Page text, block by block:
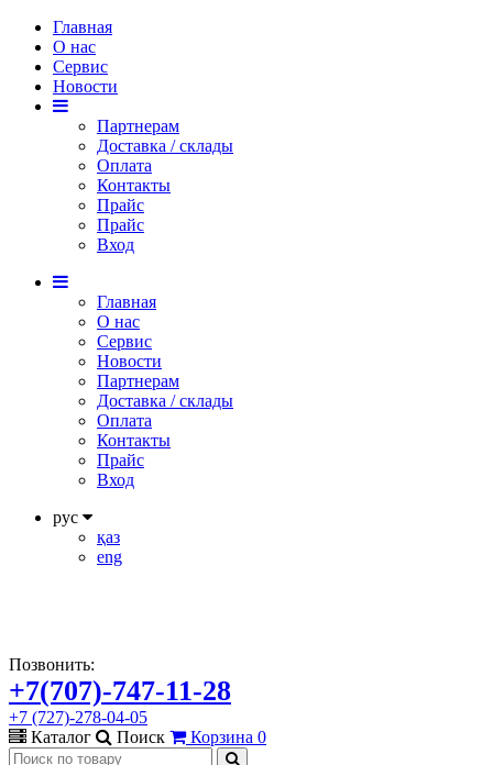
Главная
О нас
Сервис
Новости
Партнерам
Доставка / склады
Оплата
Контакты
Прайс
Прaйс
Вход
Главная
О нас
Сервис
Новости
Партнерам
Доставка / склады
Оплата
Контакты
Прайс
Вход
рус
қаз
eng
Позвонить:
+7(707)-747-11-28
+7 (727)-278-04-05
Каталог
Поиск Корзина 0